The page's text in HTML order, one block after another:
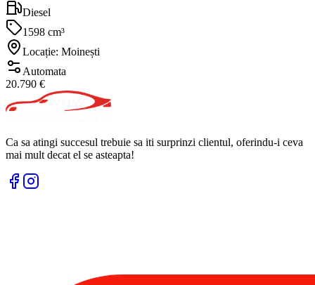
Diesel
1598 cm³
Locație: Moinești
Automata
20.790 €
Ca sa atingi succesul trebuie sa iti surprinzi clientul, oferindu-i ceva
mai mult decat el se asteapta!